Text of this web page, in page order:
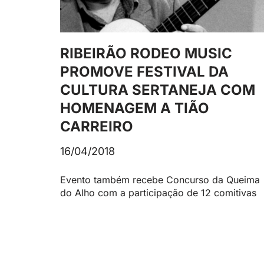
RIBEIRÃO RODEO MUSIC
PROMOVE FESTIVAL DA
CULTURA SERTANEJA COM
HOMENAGEM A TIÃO
CARREIRO
16/04/2018
Evento também recebe Concurso da Queima
do Alho com a participação de 12 comitivas